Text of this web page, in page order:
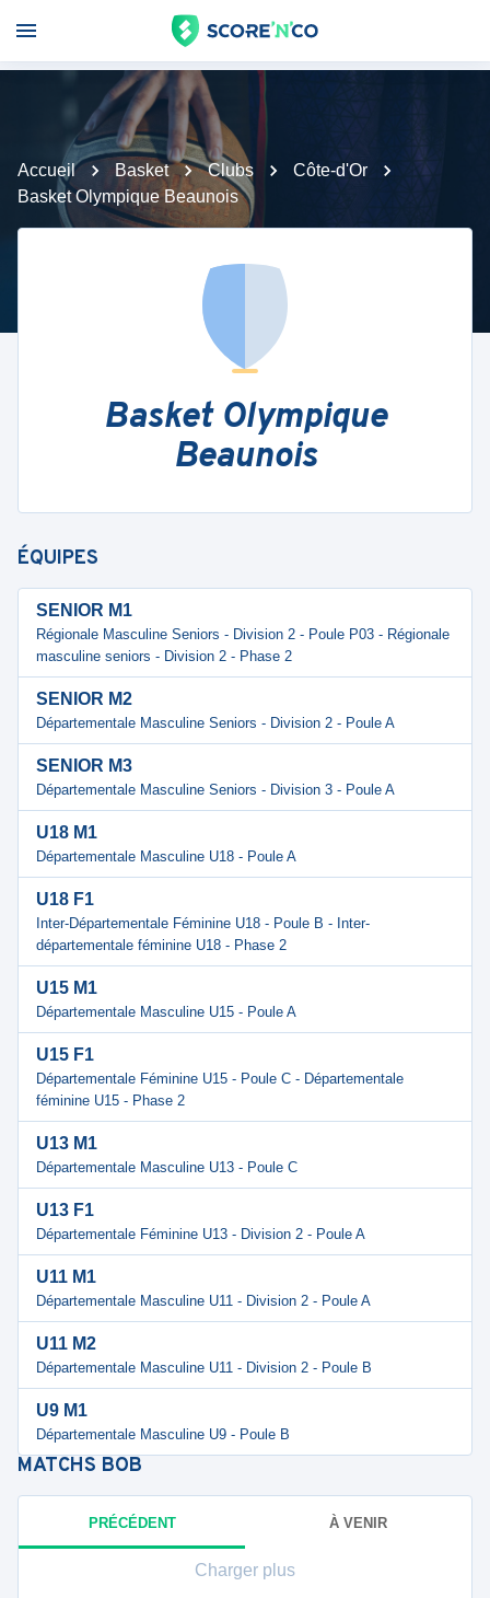
Accueil Basket Clubs
Côte-d'Or
Basket Olympique Beaunois
Basket Olympique
Beaunois
ÉQUIPES
SENIOR M1
Régionale Masculine Seniors - Division 2 - Poule P03 - Régionale
masculine seniors - Division 2 - Phase 2
SENIOR M2
Départementale Masculine Seniors - Division 2 - Poule A
SENIOR M3
Départementale Masculine Seniors - Division 3 - Poule A
U18 M1
Départementale Masculine U18 - Poule A
U18 F1
Inter-Départementale Féminine U18 - Poule B - Inter-
départementale féminine U18 - Phase 2
U15 M1
Départementale Masculine U15 - Poule A
U15 F1
Départementale Féminine U15 - Poule C - Départementale
féminine U15 - Phase 2
U13 M1
Départementale Masculine U13 - Poule C
U13 F1
Départementale Féminine U13 - Division 2 - Poule A
U11 M1
Départementale Masculine U11 - Division 2 - Poule A
U11 M2
Départementale Masculine U11 - Division 2 - Poule B
U9 M1
Départementale Masculine U9 - Poule B
MATCHS BOB
PRÉCÉDENT À VENIR
Charger plus